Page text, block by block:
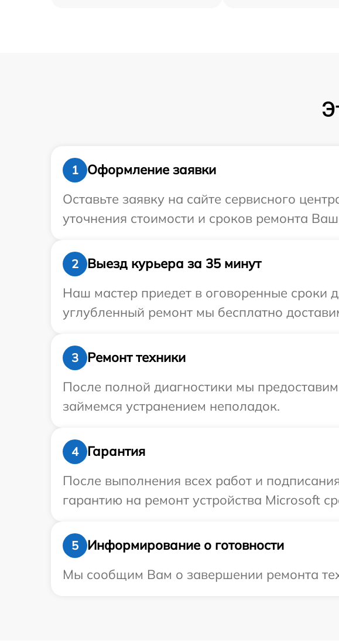
1
Оформление заявки
Оставьте заявку на сайте сервисного
уточнения стоимости и сроков ремонта
2
Выезд курьера за 35 минут
Наш мастер приедет в оговоренные сроки
углубленный ремонт мы бесплатно
3
Ремонт техники
После полной диагностики мы
займемся устранением неполадок.
4
Гарантия
После выполнения всех работ и
гарантию на ремонт устройства Microsoft
5
Информирование о готовности
Мы сообщим Вам о завершении ремонта